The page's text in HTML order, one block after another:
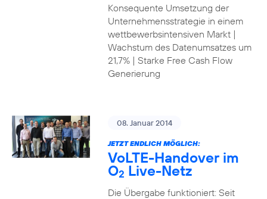
Konsequente Umsetzung der
Unternehmensstrategie in einem
wettbewerbsintensiven Markt |
Wachstum des Datenumsatzes um
21,7% | Starke Free Cash Flow
Generierung
08. Januar 2014
JETZT ENDLICH MÖGLICH:
VoLTE-Handover im
O2 Live-Netz
Die Übergabe funktioniert: Seit